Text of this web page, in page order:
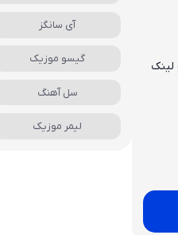
لینک
آی سانگز
گیسو موزیک
سل آهنگ
لیمر موزیک